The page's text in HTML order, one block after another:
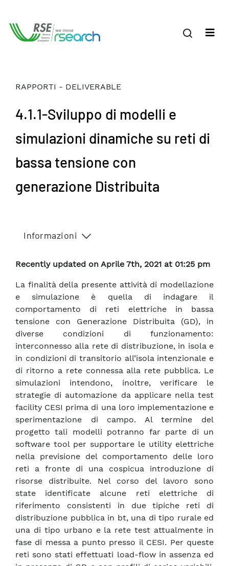
RAPPORTI - DELIVERABLE
4.1.1-Sviluppo di modelli e
simulazioni dinamiche su reti di
bassa tensione con
generazione Distribuita
Informazioni
Recently updated on Aprile 7th, 2021 at 01:25 pm
La finalità della presente attività di modellazione
e simulazione è quella di indagare il
comportamento di reti elettriche in bassa
tensione con Generazione Distribuita (GD), in
diverse condizioni di funzionamento:
interconnesso alla rete di distribuzione, in isola e
in condizioni di transitorio all’isola intenzionale e
di ritorno a rete connessa alla rete pubblica. Le
simulazioni intendono, inoltre, verificare le
strategie di automazione da applicare nella test
facility CESI prima di una loro implementazione e
sperimentazione di campo. Al termine del
progetto tali modelli potranno far parte di un
software tool per supportare le utility elettriche
nella previsione del comportamento delle loro
reti a fronte di una cospicua introduzione di
risorse distribuite. Nel corso del lavoro sono
state identificate alcune reti elettriche di
riferimento consistenti in due tipiche reti di
distribuzione pubblica in bt, una di tipo rurale ed
una di tipo urbano e la rete test attualmente in
fase di messa a punto presso il CESI. Per queste
reti sono stati effettuati load-flow in assenza ed